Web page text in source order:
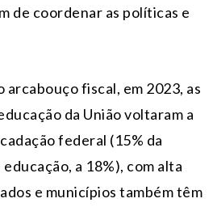
de coordenar as políticas e
arcabouço fiscal, em 2023, as
da União voltaram a
federal (15% da
a 18%), com alta
e municípios também têm